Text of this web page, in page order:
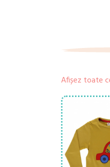
Afișez toate